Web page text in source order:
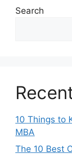
Search
10 Things to
MBA
The 10 Best